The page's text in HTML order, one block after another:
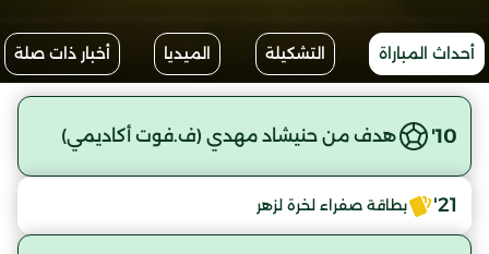
أحداث المباراة التشكيلة الميديا أخبار ذات صلة
10' هدف من حنيشاد مهدي (ف.فوت أكاديمي)
21' بطاقة صفراء لخرة لزهر